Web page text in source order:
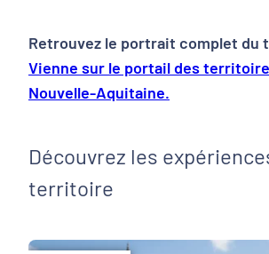
Retrouvez le portrait complet du
Vienne sur le portail des
Nouvelle-Aquitaine.
Découvrez les
territoire